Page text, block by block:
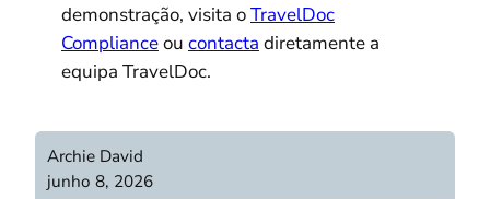
demonstração, visita oTravelDoc
Complianceou contacta diretamente a
equipa TravelDoc.
Archie David
junho 8, 2026